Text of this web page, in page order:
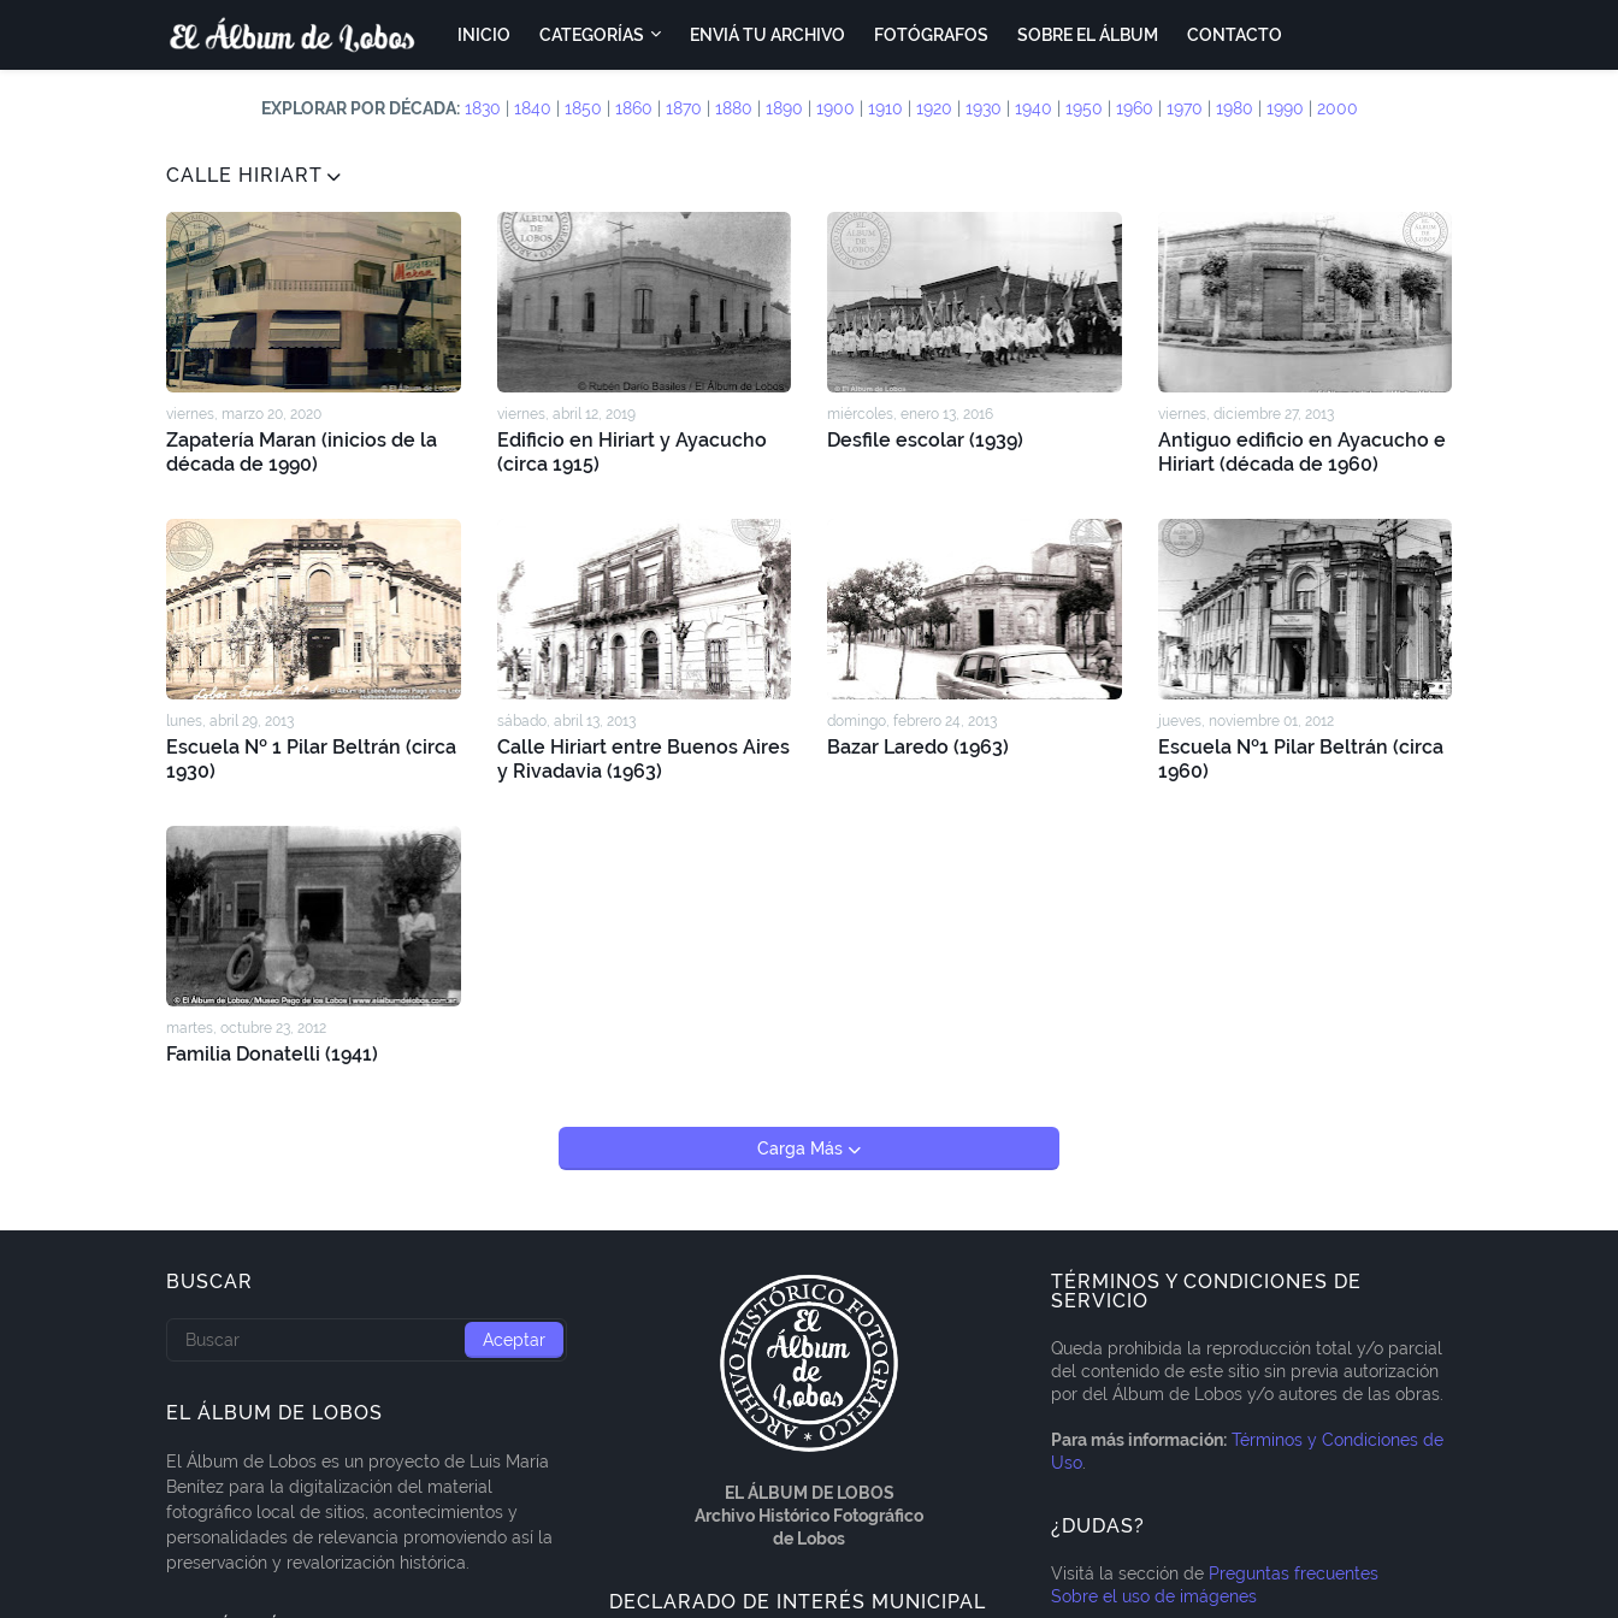
INICIO CATEGORÍAS ENVIÁ TU ARCHIVO FOTÓGRAFOS SOBRE EL ÁLBUM CONTACTO
EXPLORAR POR DÉCADA: 1830 1840 1850 1860 1870 1880 1890 1900 1910 1920 1930 1940 1950 1960 1970 1980 1990 2000
CALLE HIRIART
viernes, marzo 20, 2020
Zapatería Maran (inicios de la
década de 1990)
viernes, abril 12, 2019
Edificio en Hiriart y Ayacucho
(circa 1915)
miércoles, enero 13, 2016
Desfile escolar (1939)
viernes, diciembre 27, 2013
Antiguo edificio en Ayacucho e
Hiriart (década de 1960)
lunes, abril 29, 2013
Escuela Nº 1 Pilar Beltrán (circa
1930)
sábado, abril 13, 2013
Calle Hiriart entre Buenos Aires
y Rivadavia (1963)
domingo, febrero 24, 2013
Bazar Laredo (1963)
jueves, noviembre 01, 2012
Escuela Nº1 Pilar Beltrán (circa
1960)
martes, octubre 23, 2012
Familia Donatelli (1941)
Carga Más
BUSCAR
EL ÁLBUM DE LOBOS
El Álbum de Lobos es un proyecto de Luis María
Benítez para la digitalización del material
fotográfico local de sitios, acontecimientos y
personalidades de relevancia promoviendo así la
preservación y revalorización histórica.
EL ÁLBUM DE LOBOS
Archivo Histórico Fotográfico
de Lobos
DECLARADO DE INTERÉS MUNICIPAL
TÉRMINOS Y CONDICIONES DE
SERVICIO
Queda prohibida la reproducción total y/o parcial
del contenido de este sitio sin previa autorización
por del Álbum de Lobos y/o autores de las obras.
Para más información: Términos y Condiciones de
Uso
¿DUDAS?
Visitá la sección de Preguntas frecuentes
Sobre el uso de imágenes